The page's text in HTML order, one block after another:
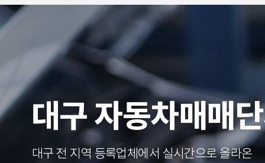
대구 자동차매매
대구 전 지역 등록업체에서 실시간으로 올라온